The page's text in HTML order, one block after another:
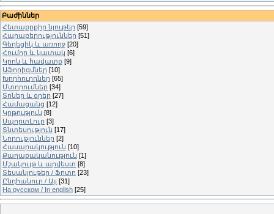
Բաժիններ
Հետաքրքիր նյութեր [59]
Հարաբերություններ [51]
Գեղեցիկ և առողջ [20]
Հումոր և կատակ [6]
Կրոն և հավատք [9]
Աֆորիզմներ [10]
Խորհուրդներ [65]
Մտորումներ [34]
Տոներ և օրեր [27]
Համացանց [12]
Կրթություն [8]
ՍպորտԼուր [3]
Տնտեսություն [17]
Նորություններ [2]
Հասարակություն [10]
Քաղաքականություն [1]
Մշակույթ և արվեստ [8]
Տեսանյութեր / Ֆոտո [23]
Ընդհանուր / Այլ [31]
На русском / In english [25]